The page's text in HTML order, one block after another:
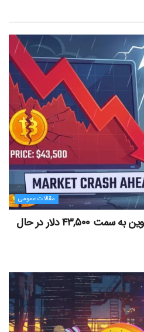
مقالات عمومی
مایکل ترپین: متاسفم، بیت‌کوین به سمت ۴۳,۵۰۰ دلار در حال